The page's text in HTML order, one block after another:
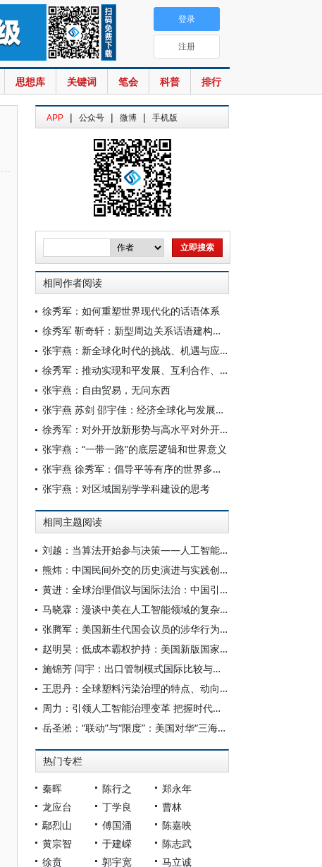
思想库 关键词 笔会 科普 排行
登录
注册
APP | 公众号 | 微博 | 手机版
相同作者阅读
徐秀军：如何重塑世界现代化的话语体系
徐秀军 靳奇轩：新型周边关系话语建构与新时代中国周边外交实践路径
张宇燕：新全球化时代的挑战、机遇与应对之道
徐秀军：推动实现和平发展、互利合作、共同繁荣的世界现代化
张宇燕：自由贸易，无问东西
张宇燕 苏剑 邵宇佳：经济全球化与发展新质生产力
徐秀军：对外开放新形势与高水平对外开放体制机制建设
张宇燕：“一带一路”的底层逻辑和世界意义
张宇燕 徐秀军：倡导平等有序的世界多极化和普惠包容的经济全球化
张宇燕：对区域国别学学科建设的思考
相同主题阅读
刘越：当算法开始参与决策——人工智能重塑全球治理的底层逻辑
熊炜：中国民间外交的历史演进与实践创新
黄进：全球治理倡议与国际法治：中国引领全球治理变革的实践探索
马晓霖：漫谈中美在人工智能领域的复杂博弈
张腾军：美国新生代国会议员的涉华行为及其影响探析
赵明昊：低成本霸权护持：美国新版国家安全战略与中美博弈
施锦芳 闫宇：出口管制模式国际比较与发展趋势探析
王思丹：全球塑料污染治理的特点、动向和困境
周力：引领人工智能治理变革 把握时代发展主动——人工智能全球治理的中国担当与世界意义
岳圣淞：“联动”与“限度”：美国对华“三海联动”战略探析
热门专栏
秦晖 陈行之
郑永年
龙应台
丁学良
曹林
鄢烈山
傅国涌
陈嘉映
黄宗智
于建嵘
陈志武
徐贲
郭宇宽
马立诚